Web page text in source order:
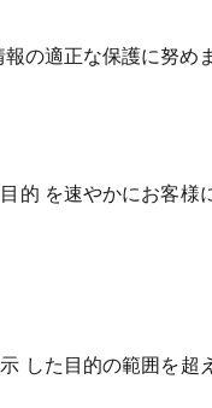
の適正な保護に努めま
を速やかにお客様
した目的の範囲を超